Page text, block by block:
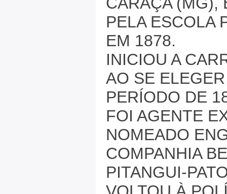
PELA ESCOLA
EM 1878.
INICIOU A
AO SE
PERÍODO DE
FOI AGENTE
NOMEADO
COMPANHIA
PITANGUI-